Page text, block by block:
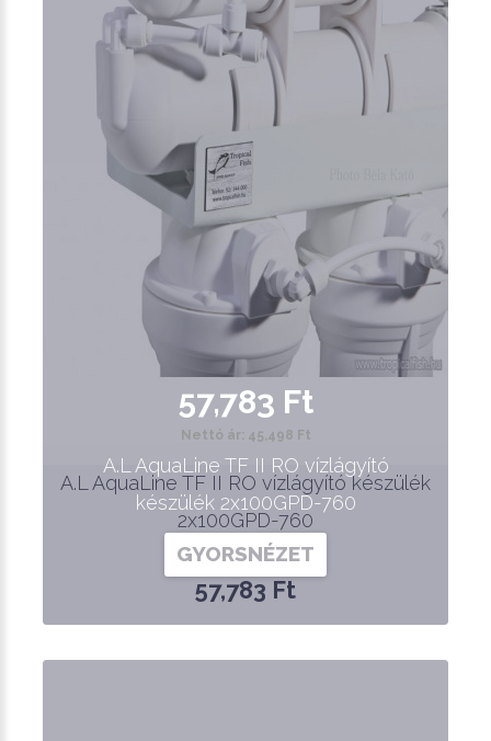
A.L AquaLine TF II RO vízlágyító készülék
2x100GPD-760
57,783 Ft
57,783 Ft
Nettó ár: 45,498 Ft
A.L AquaLine TF II RO vízlágyító
készülék 2x100GPD-760
GYORSNÉZET